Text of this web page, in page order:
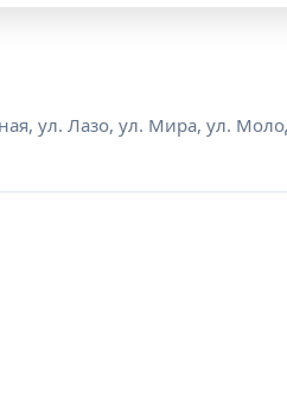
ул. Лазо, ул. Мира, ул.